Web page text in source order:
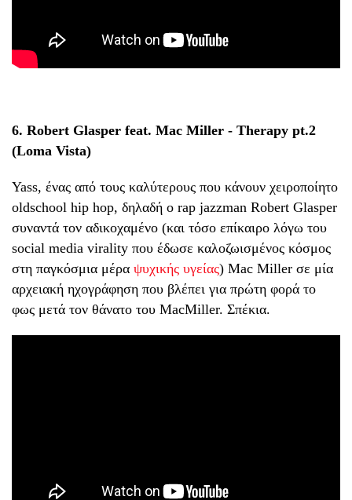
6. Robert Glasper feat. Mac Miller - Therapy pt.2
(Loma Vista)
Yass, ένας από τους καλύτερους που κάνουν χειροποίητο
oldschool hip hop, δηλαδή ο rap jazzman Robert Glasper
συναντά τον αδικοχαμένο (και τόσο επίκαιρο λόγω του
social media virality που έδωσε καλοζωισμένος κόσμος
στη παγκόσμια μέρα ψυχικής υγείας) Mac Miller σε μία
αρχειακή ηχογράφηση που βλέπει για πρώτη φορά το
φως μετά τον θάνατο του MacMiller. Σπέκια.